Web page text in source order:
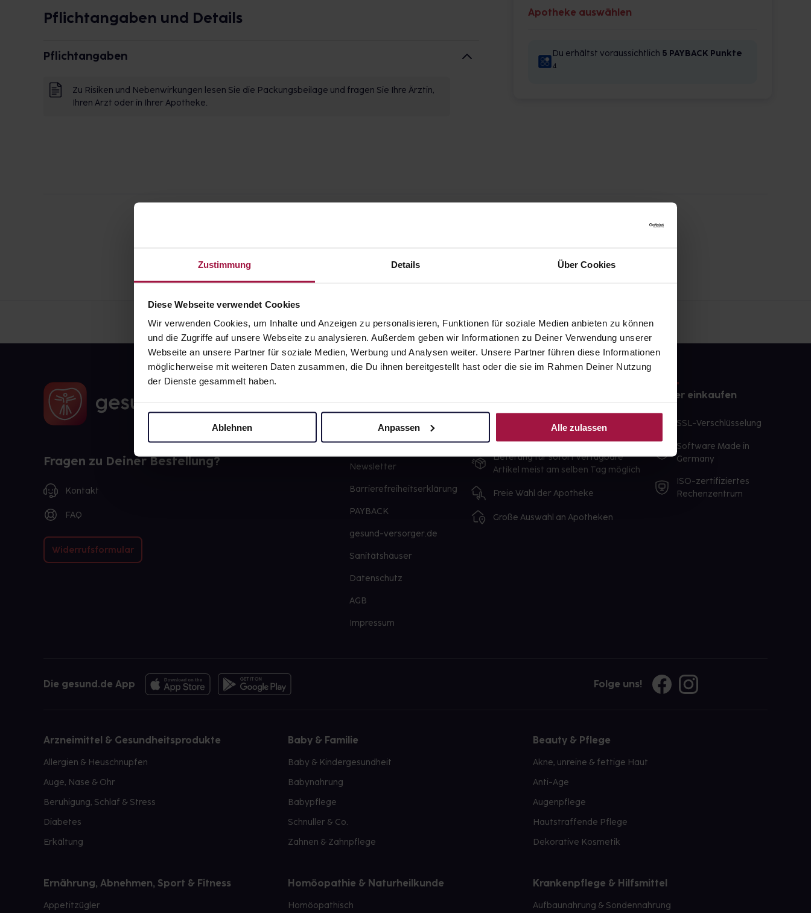
Zustimmung Details Über Cookies
Diese Webseite verwendet Cookies
Wir verwenden Cookies, um Inhalte und Anzeigen zu personalisieren, Funktionen für soziale Medien anbieten zu können
und die Zugriffe auf unsere Webseite zu analysieren. Außerdem geben wir Informationen zu Deiner Verwendung unserer
Webseite an unsere Partner für soziale Medien, Werbung und Analysen weiter. Unsere Partner führen diese Informationen
möglicherweise mit weiteren Daten zusammen, die Du ihnen bereitgestellt hast oder die sie im Rahmen Deiner Nutzung
der Dienste gesammelt haben.
Ablehnen Anpassen Alle zulassen
Pflichtangaben und Details
Pflichtangaben
Zu Risiken und Nebenwirkungen lesen Sie die Packungsbeilage und fragen Sie Ihre Ärztin,
Ihren Arzt oder in Ihrer Apotheke.
Apotheke auswählen
Du erhältst voraussichtlich 5 PAYBACK Punkte
4
Fragen zu Deiner Bestellung?
Kontakt
FAQ
Widerrufsformular
Über uns
Karriere
Newsletter
Barrierefreiheitserklärung
PAYBACK
gesund-versorger.de
Sanitätshäuser
Datenschutz
AGB
Impressum
Ausgewählte Wunschprodukte
Lieferung für sofort verfügbare
Artikel meist am selben Tag möglich
Freie Wahl der Apotheke
Große Auswahl an Apotheken
Sicher einkaufen
SSL-Verschlüsselung
Software Made in
Germany
ISO-zertifiziertes
Rechenzentrum
Die gesund.de App Folge uns!
Arzneimittel & Gesundheitsprodukte
Allergien & Heuschnupfen
Auge, Nase & Ohr
Beruhigung, Schlaf & Stress
Diabetes
Erkältung
Baby & Familie
Baby & Kindergesundheit
Babynahrung
Babypflege
Schnuller & Co.
Zahnen & Zahnpflege
Beauty & Pflege
Akne, unreine & fettige Haut
Anti-Age
Augenpflege
Hautstraffende Pflege
Dekorative Kosmetik
Ernährung, Abnehmen, Sport & Fitness
Appetitzügler
Homöopathie & Naturheilkunde
Homöopathisch
Krankenpflege & Hilfsmittel
Aufbaunahrung & Sondennahrung